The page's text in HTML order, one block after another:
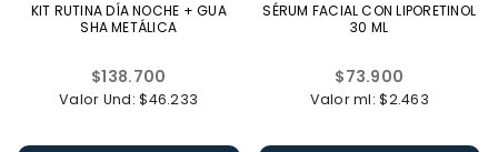
KIT RUTINA DÍA NOCHE + GUA
SHA METÁLICA
Precio
habitual
$138.700
Valor Und: $46.233
SÉRUM FACIAL CON LIPORETINOL
30 ML
Precio
habitual
$73.900
Valor ml: $2.463